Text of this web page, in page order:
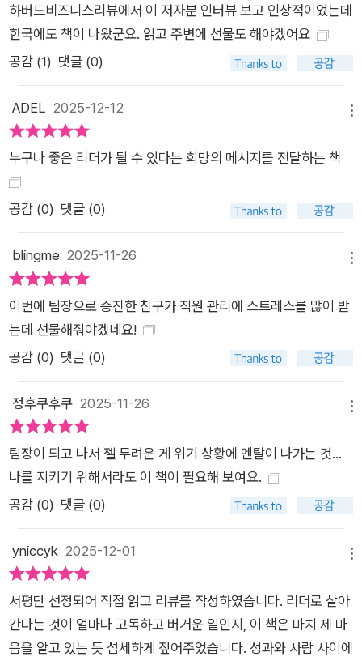
소통하고 일하려 한다. 문제는 높은 자리까지 올라가는 능력과 그
자리를 유지하는 능력이 전혀 다른 역량이라는 점이다. 저자는 리
더의 자리에 자동적으로 따라오는 ‘압박감’과 ‘권력’을 다루는 능
력이 리더의 필수 자질이라고 강조한다. 압박감이 커지면 편도체
가 과도하게 활성화되어 ‘투쟁-도피’ 모드가 작동하고, 그 결과 판
단력이 흐려져 팀의 생산성과 성과가 쉽게 무너진다. 자신의 권력
을 제대로 인식하지 못할 때도 문제는 발생한다. 리더와 팀원 사
이의 간극은 피드백 오류, 의도 왜곡, 관계 악화 등으로 이어진다.
특히 ‘리더의 입에는 메가폰이 달려 있다’는 사실을 간과하지 않
한 계획 공유도 업무 증가 신호로 받아들여지기 때문이다. 여기에
“내 상황은 예외야”, “내 ‘하지만’에는 이유가 있다”, “내 말이 옳
않는 리더십을 구축하도록 돕는다. ■ “리더가 ‘유일한 해결사’가
리더의 잘못된 습관부터 고쳐라 실제 현장에서 리더들이 호소하
는 가장 주된 어려움 중 하나는 일을 제대로 위임하지 못한다는
것이다. 일을 맡긴다 해도 마음에 들지 않아 다시 손을 보다가 결
국 모든 업무가 자신의 몫이 되어 버린다. 저자는 이러한 악순환
뒤에는 ‘슈퍼히어로 증후군’과 ‘완벽주의’가 숨어 있다고 설명한
다. 모든 문제를 스스로 해결해야 한다는 믿음, 팀원의 미숙함을
솔직히 말하기보다 ‘차라리 내가 하는게 낫다’ 욕구가 작동하는
순간 팀은 멈추고 리더는 혼자 과부하에 빠질 수밖에 없다. 저자
는 이를 ‘두더지 잡기 게임’에 비유하며 하나를 해결하면 또 다른
문제가 튀어나오는 방식으로 리더의 에너지를 소진시킨다고 지
적한다. 이처럼 딜레마에 빠진 리더를 위한 솔루션으로 저자는
하버드비즈니스리뷰에서 이 저자분 인터뷰 보고 인상적이었는데
한국에도 책이 나왔군요. 읽고 주변에 선물도 해야겠어요
공감 (1) 댓글 (0)
ADEL 2025-12-12
누구나 좋은 리더가 될 수 있다는 희망의 메시지를 전달하는 책
공감 (0) 댓글 (0)
blingme 2025-11-26
이번에 팀장으로 승진한 친구가 직원 관리에 스트레스를 많이 받
는데 선물해줘야겠네요!
공감 (0) 댓글 (0)
정후쿠후쿠 2025-11-26
팀장이 되고 나서 젤 두려운 게 위기 상황에 멘탈이 나가는 것...
나를 지키기 위해서라도 이 책이 필요해 보여요.
공감 (0) 댓글 (0)
yniccyk 2025-12-01
서평단 선정되어 직접 읽고 리뷰를 작성하였습니다. 리더로 살아
간다는 것이 얼마나 고독하고 버거운 일인지, 이 책은 마치 제 마
음을 알고 있는 듯 섬세하게 짚어주었습니다. 성과와 사람 사이에